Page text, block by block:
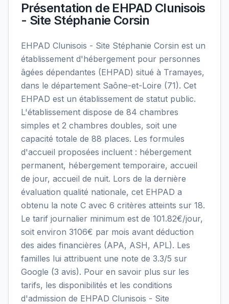
Présentation de EHPAD Clunisois
- Site Stéphanie Corsin
EHPAD Clunisois - Site Stéphanie Corsin est un
établissement d'hébergement pour personnes
âgées dépendantes (EHPAD) situé à Tramayes,
dans le département Saône-et-Loire (71). Cet
EHPAD est un établissement de statut public.
L'établissement dispose de 84 chambres
simples et 2 chambres doubles, soit une
capacité totale de 88 places. Les formules
d'accueil proposées incluent : hébergement
permanent, hébergement temporaire, accueil
de jour, accueil de nuit. Lors de la dernière
évaluation qualité nationale, cet EHPAD a
obtenu la note C avec 6 critères atteints sur 18.
Le tarif journalier minimum est de 101.82€/jour,
soit environ 3106€ par mois avant déduction
des aides financières (APA, ASH, APL). Les
familles lui attribuent une note de 3.3/5 sur
Google (3 avis). Pour en savoir plus sur les
tarifs, les disponibilités et les conditions
d'admission de EHPAD Clunisois - Site